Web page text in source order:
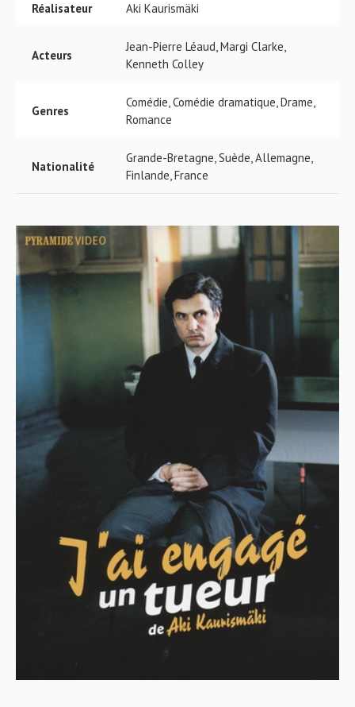
Réalisateur Aki Kaurismäki
Acteurs
Jean-Pierre Léaud, Margi Clarke,
Kenneth Colley
Genres
Comédie, Comédie dramatique, Drame,
Romance
Nationalité
Grande-Bretagne, Suède, Allemagne,
Finlande, France